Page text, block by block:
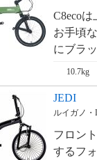
C8eco
お手頃
にブラ
10.7kg
JEDI
ルイガノ
フロン
するフ